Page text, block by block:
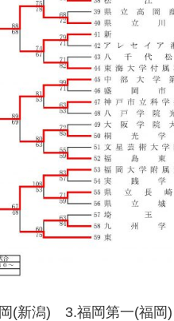
(新潟) 3.福岡第一(福岡)